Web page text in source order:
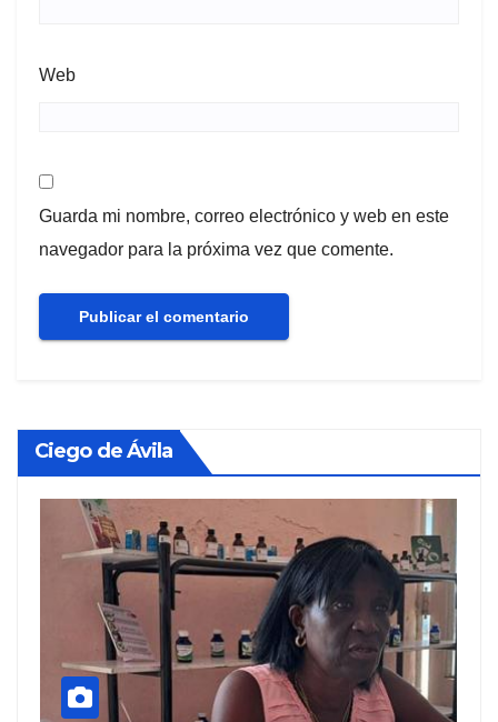
Web
Guarda mi nombre, correo electrónico y web en este
navegador para la próxima vez que comente.
Ciego de Ávila